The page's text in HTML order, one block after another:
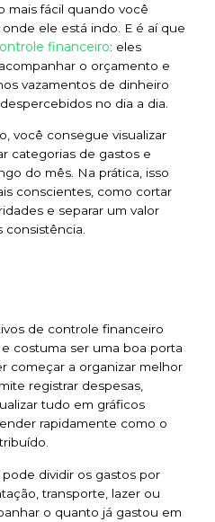
mais fácil quando você
ele está indo. E é aí que
financeiro: eles
o orçamento e
vazamentos de dinheiro
no dia a dia.
você consegue visualizar
categorias de gastos e
do mês. Na prática, isso
conscientes, como cortar
e separar um valor
consistência.
de controle financeiro
costuma ser uma boa porta
começar a organizar melhor
registrar despesas,
tudo em gráficos
rapidamente como o
dividir os gastos por
transporte, lazer ou
o quanto já gastou em